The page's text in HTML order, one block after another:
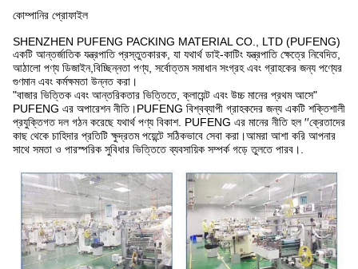
কোম্পানির প্রোফাইল
SHENZHEN PUFENG PACKING MATERIAL CO., LTD (PUFENG)
একটি আন্তর্জাতিক যন্ত্রপাতি প্রস্তুতকারক, যা যথার্থ ডাই-কাটিং যন্ত্রপাতি ক্ষেত্রে নিবেদিত,
আঠালো পণ্য ডিজাইন,বিচ্ছিন্নতা পণ্য, সর্বোত্তম সমাধান সংগ্রহ এবং গ্রাহকের জন্য পণ্যের
গুণমান এবং কর্মক্ষমতা উন্নত করা।
"বাজার ভিত্তিক এবং আন্তরিকতার ভিত্তিতে, ক্লায়েন্ট এবং উচ্চ মানের প্রথম আসে"
PUFENG এর অপারেশন নীতি।PUFENG বিশ্বব্যাপী গ্রাহকদের জন্য একটি শক্তিশালী
প্রযুক্তিগত দল গঠন করেছে যথার্থ পণ্য বিকাশ. PUFENG এর মানের নীতি হল ′′ক্রেতাদের
কাছ থেকে চাহিদার প্রতিটি ক্ষুদ্রতম পয়েন্টে সঠিকভাবে সেবা করা।আমরা আশা করি আপনার
সাথে সমতা ও পারস্পরিক সুবিধার ভিত্তিতে ব্যবসায়িক সম্পর্ক গড়ে তুলতে পারব।.